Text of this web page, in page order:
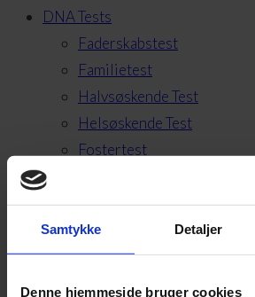
Samtykke Detaljer
Denne hjemmeside bruger cookies
DNA Tests
Faderskabstest
Familietest
Halvsøskende Test
Helsøskende Test
Fostertest
Bedsteforældre Test
Avunculus Test
Moderskabstest